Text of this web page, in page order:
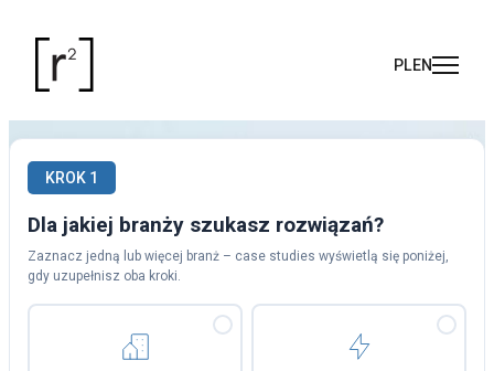
KROK 1
Dla jakiej branży szukasz rozwiązań?
Zaznacz jedną lub więcej branż – case studies wyświetlą się poniżej,
gdy uzupełnisz oba kroki.